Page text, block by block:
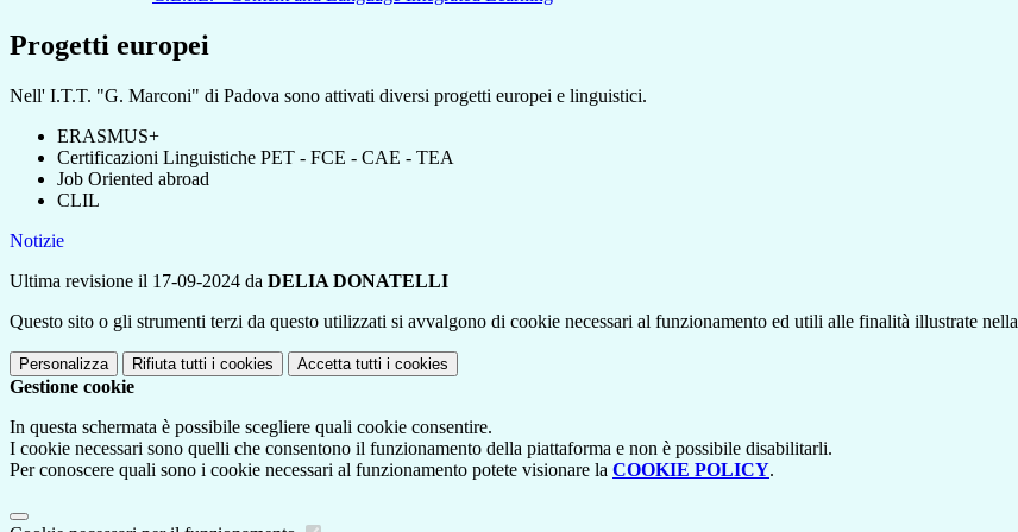
Progetti europei
Nell' I.T.T. "G. Marconi" di Padova sono attivati diversi progetti europei e linguistici.
ERASMUS+
Certificazioni Linguistiche PET - FCE - CAE - TEA
Job Oriented abroad
CLIL
Notizie
Ultima revisione il 17-09-2024 da DELIA DONATELLI
Questo sito o gli strumenti terzi da questo utilizzati si avvalgono di cookie necessari al funzionamento ed utili alle finalità illustrate nella
Personalizza Rifiuta tutti i cookies Accetta tutti i cookies
Gestione cookie
In questa schermata è possibile scegliere quali cookie consentire.
I cookie necessari sono quelli che consentono il funzionamento della piattaforma e non è possibile disabilitarli.
Per conoscere quali sono i cookie necessari al funzionamento potete visionare la COOKIE POLICY.